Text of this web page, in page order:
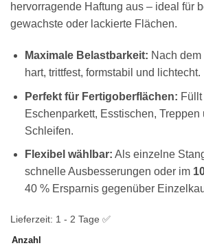
hervorragende Haftung aus – ideal für
gewachste oder lackierte Flächen.
Maximale Belastbarkeit: Nach
hart, trittfest, formstabil und lichtecht.
Perfekt für Fertigoberflächen:
Eschenparkett, Esstischen,
Schleifen.
Flexibel wählbar: Als einzelne
schnelle Ausbesserungen oder im
40 % Ersparnis gegenüber
Lieferzeit: 1 - 2 Tage ✅
Anzahl